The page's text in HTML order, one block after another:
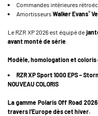
Commandes intérieures
AmortisseursWalker Evans®
Le RZR XP 2026 est équipé de
avant monté de série
Modèle, homologation et coloris
RZR XP Sport 1000 EPS –
NOUVEAU COLORIS
La gamme Polaris Off Road
travers l’Europe dès cet hiver.